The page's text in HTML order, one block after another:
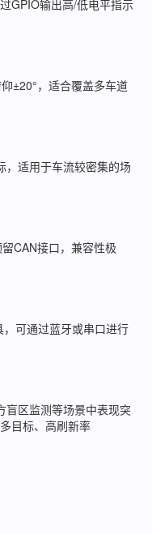
GPIO输出高/低电平指示
±20°，适合覆盖多车道
，适用于车流较密集的场
CAN接口，兼容性极
可通过蓝牙或串口进行
盲区监测等场景中表现突
目标、高刷新率